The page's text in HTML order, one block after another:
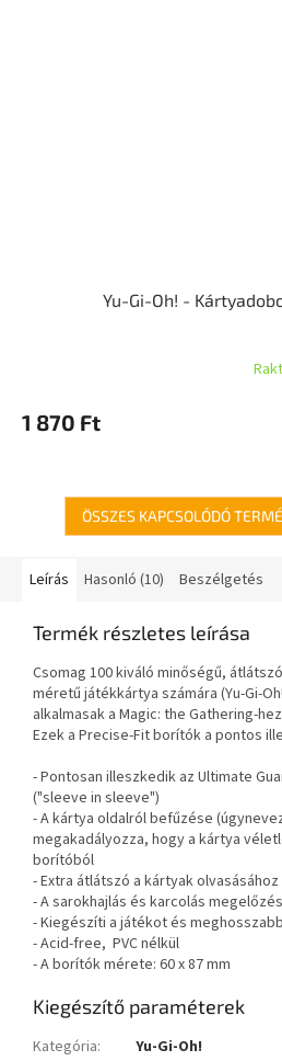
Yu-Gi-Oh! -
1 870 Ft
ÖSSZES KAPCSOLÓDÓ
Leírás Hasonló (10) Beszélgetés
Termék részletes leírása
Csomag 100 kiváló minőségű,
méretű játékkártya számára (Yu-Gi-
alkalmasak a Magic: the Gathering-
Ezek a Precise-Fit borítók a pontos
- Pontosan illeszkedik az Ultimate
("sleeve in sleeve")
- A kártya oldalról befűzése
megakadályozza, hogy a kártya
borítóból
- Extra átlátszó a kártyak olvasásához
- A sarokhajlás és karcolás
- Kiegészíti a játékot és
- Acid-free, PVC nélkül
- A borítók mérete: 60 x 87 mm
Kiegészítő paraméterek
Kategória:
Yu-Gi-Oh!